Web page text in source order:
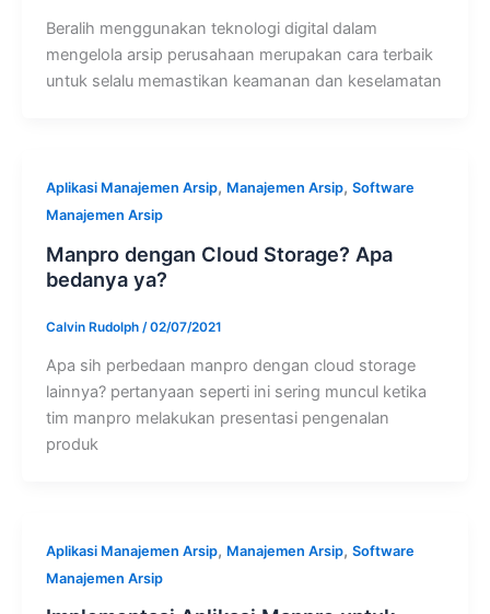
Beralih menggunakan teknologi digital dalam
mengelola arsip perusahaan merupakan cara terbaik
untuk selalu memastikan keamanan dan keselamatan
Aplikasi Manajemen Arsip, Manajemen Arsip, Software
Manajemen Arsip
Manpro dengan Cloud Storage? Apa
bedanya ya?
Calvin Rudolph /02/07/2021
Apa sih perbedaan manpro dengan cloud storage
lainnya? pertanyaan seperti ini sering muncul ketika
tim manpro melakukan presentasi pengenalan
produk
Aplikasi Manajemen Arsip, Manajemen Arsip, Software
Manajemen Arsip